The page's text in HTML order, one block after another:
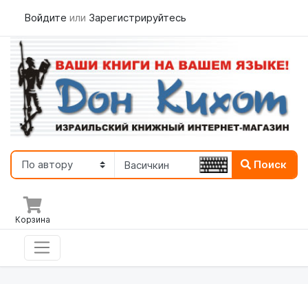
Войдите или Зарегистрируйтесь
Поиск
Корзина